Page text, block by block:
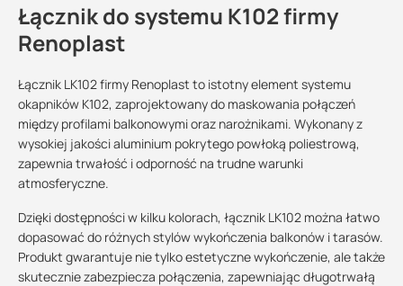
Łącznik do systemu K102 firmy
Renoplast
Łącznik LK102 firmy Renoplast to istotny element systemu
okapników K102, zaprojektowany do maskowania połączeń
między profilami balkonowymi oraz narożnikami. Wykonany z
wysokiej jakości aluminium pokrytego powłoką poliestrową,
zapewnia trwałość i odporność na trudne warunki
atmosferyczne.
Dzięki dostępności w kilku kolorach, łącznik LK102 można łatwo
dopasować do różnych stylów wykończenia balkonów i tarasów.
Produkt gwarantuje nie tylko estetyczne wykończenie, ale także
skutecznie zabezpiecza połączenia, zapewniając długotrwałą